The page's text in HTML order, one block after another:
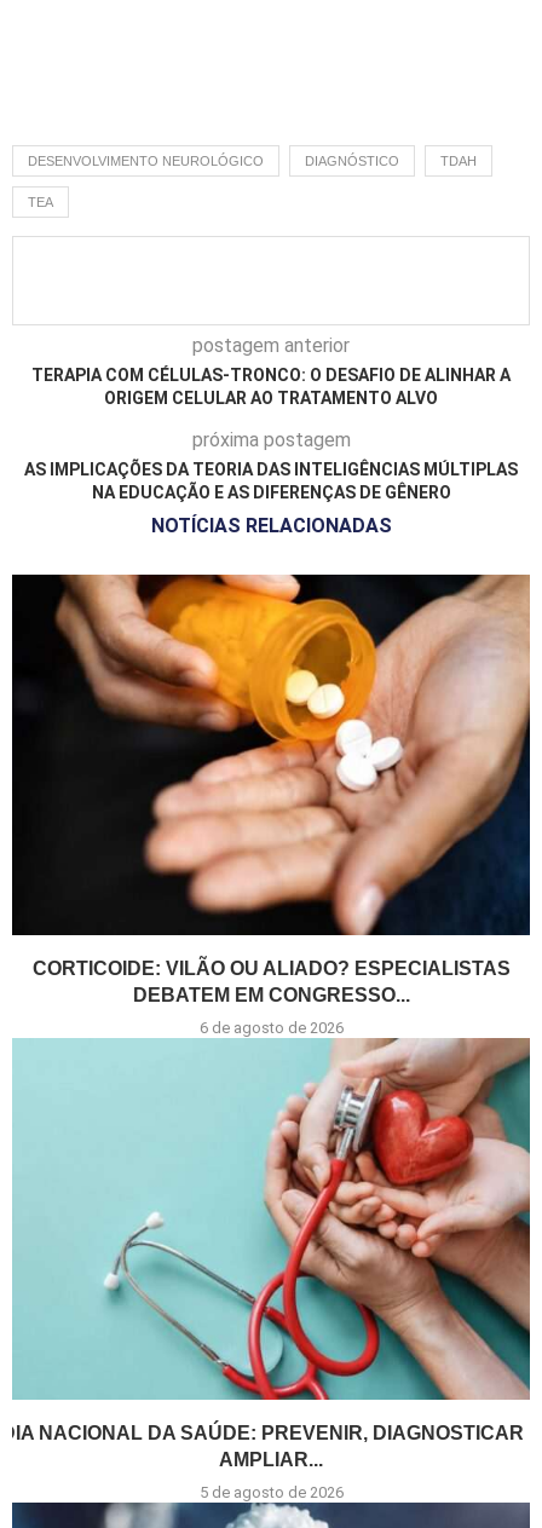
DESENVOLVIMENTO NEUROLÓGICO DIAGNÓSTICO TDAH
TEA
postagem anterior
TERAPIA COM CÉLULAS-TRONCO: O DESAFIO DE ALINHAR A
ORIGEM CELULAR AO TRATAMENTO ALVO
próxima postagem
AS IMPLICAÇÕES DA TEORIA DAS INTELIGÊNCIAS MÚLTIPLAS
NA EDUCAÇÃO E AS DIFERENÇAS DE GÊNERO
NOTÍCIAS RELACIONADAS
CORTICOIDE: VILÃO OU ALIADO? ESPECIALISTAS
DEBATEM EM CONGRESSO...
6 de agosto de 2026
DIA NACIONAL DA SAÚDE: PREVENIR, DIAGNOSTICAR E
AMPLIAR...
5 de agosto de 2026